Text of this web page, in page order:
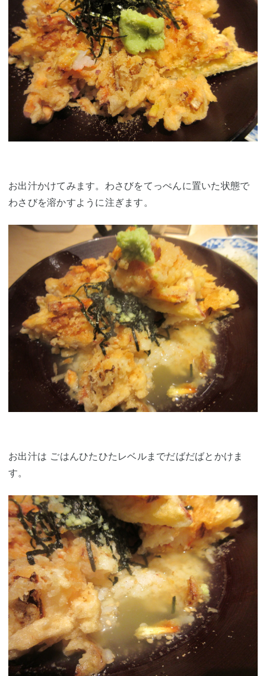
お出汁かけてみます。わさびをてっぺんに置いた状態で
わさびを溶かすように注ぎます。
お出汁は ごはんひたひたレベルまでだばだばとかけま
す。